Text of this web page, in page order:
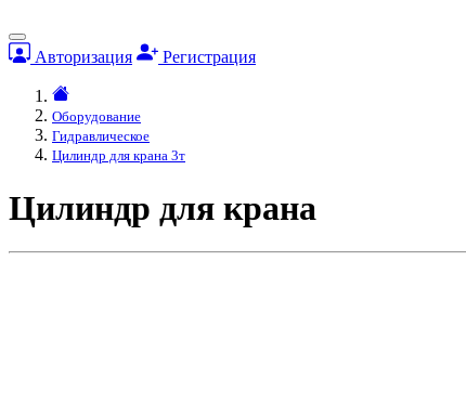
Авторизация Регистрация
Оборудование
Гидравлическое
Цилиндр для крана 3т
Цилиндр для крана